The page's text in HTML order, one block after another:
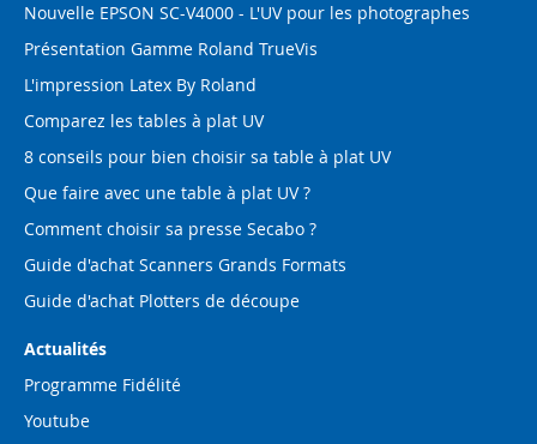
Nouvelle EPSON SC-V4000 - L'UV pour les photographes
Présentation Gamme Roland TrueVis
L'impression Latex By Roland
Comparez les tables à plat UV
8 conseils pour bien choisir sa table à plat UV
Que faire avec une table à plat UV ?
Comment choisir sa presse Secabo ?
Guide d'achat Scanners Grands Formats
Guide d'achat Plotters de découpe
Actualités
Programme Fidélité
Youtube